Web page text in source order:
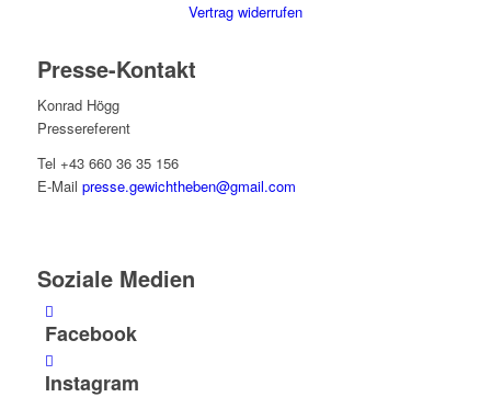
Vertrag widerrufen
Presse-Kontakt
Konrad Högg
Pressereferent
Tel +43 660 36 35 156
E-Mail presse.gewichtheben@gmail.com
Soziale Medien
Facebook
Instagram